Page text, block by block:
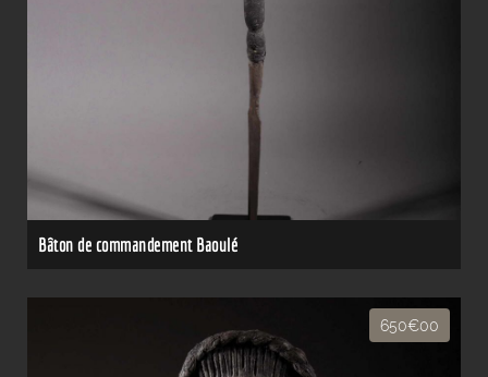
Bâton de commandement Baoulé
650€00